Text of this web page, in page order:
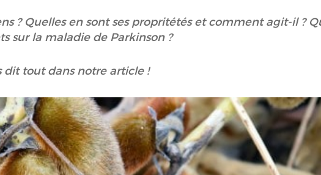
? Quelles en sont ses propritétés et comment agit-il ?
sur la maladie de Parkinson ?
dit tout dans notre article !